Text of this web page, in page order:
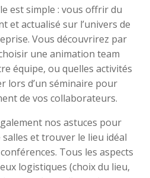
est simple : vous offrir du
et actualisé sur l’univers de
Vous découvrirez par
une animation team
équipe, ou quelles activités
lors d’un séminaire pour
de vos collaborateurs.
nos astuces pour
et trouver le lieu idéal
Tous les aspects
logistiques (choix du lieu,